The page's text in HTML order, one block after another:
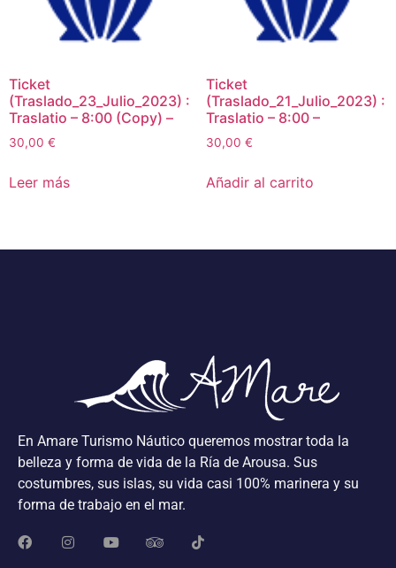
Ticket
(Traslado_23_Julio_2023) :
Traslatio – 8:00 (Copy) –
30,00 €
Leer más
Ticket
(Traslado_21_Julio_2023) :
Traslatio – 8:00 –
30,00 €
Añadir al carrito
En Amare Turismo Náutico queremos mostrar toda la
belleza y forma de vida de la Ría de Arousa. Sus
costumbres, sus islas, su vida casi 100% marinera y su
forma de trabajo en el mar.